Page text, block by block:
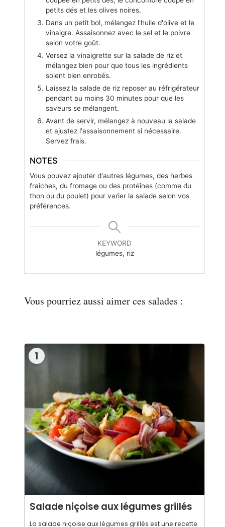
petits dés et les olives noires.
Dans un petit bol, mélangez l'huile d'olive et le
vinaigre. Assaisonnez avec le sel et le poivre
selon votre goût.
Versez la vinaigrette sur la salade de riz et
mélangez bien pour que tous les ingrédients
soient bien enrobés.
Laissez la salade de riz reposer au réfrigérateur
pendant au moins 30 minutes pour que les
saveurs se mélangent.
Avant de servir, mélangez à nouveau la salade
et ajustez l'assaisonnement si nécessaire.
Servez frais.
NOTES
Vous pouvez ajouter d'autres légumes, des herbes
fraîches, du fromage ou des protéines (comme du
thon ou du poulet) pour varier la salade selon vos
préférences.
KEYWORD
légumes, riz
Vous pourriez aussi aimer ces salades :
1
Salade niçoise aux légumes grillés
La salade niçoise aux légumes grillés est une recette